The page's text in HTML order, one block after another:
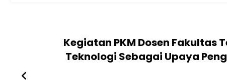
Kegiatan PKM Dosen Fakultas
Teknologi Sebagai Upaya